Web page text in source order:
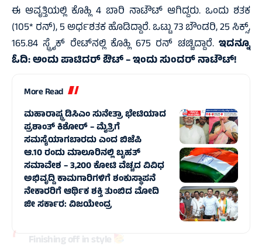
ಈ ಆವೃತ್ತಿಯಲ್ಲಿ ಕೊಹ್ಲಿ 4 ಬಾರಿ ನಾಟೌಟ್‌ ಆಗಿದ್ದರು. ಒಂದು ಶತಕ
(105* ರನ್‌), 5 ಅರ್ಧಶತಕ ಹೊಡಿದ್ದಾರೆ. ಒಟ್ಟು 73 ಬೌಂಡರಿ, 25 ಸಿಕ್ಸ್‌,
165.84 ಸ್ಟ್ರೈಕ್‌ ರೇಟ್‌ನಲ್ಲಿ ಕೊಹ್ಲಿ 675 ರನ್‌ ಚಚ್ಚಿದ್ದಾರೆ. ಇದನ್ನೂ
ಓದಿ:ಅಂದು ಪಾಟಿದರ್‌ ಔಟ್‌ – ಇಂದು ಸುಂದರ್‌ ನಾಟೌಟ್‌!
More Read
ಮಹಾರಾಷ್ಟ್ರ ಡಿಸಿಎಂ ಸುನೇತ್ರಾ ಭೇಟಿಯಾದ
ಪ್ರಶಾಂತ್ ಕಿಶೋರ್ – ಮೈತ್ರಿಗೆ
ಸಮಸ್ಯೆಯಾಗಬಾರದು ಎಂದ ಬಿಜೆಪಿ
ಆ.10 ರಂದು ಮಾಲೂರಿನಲ್ಲಿ ಬೃಹತ್‌
ಸಮಾವೇಶ – 3,200 ಕೋಟಿ ವೆಚ್ಚದ ವಿವಿಧ
ಅಭಿವೃದ್ದಿ ಕಾಮಗಾರಿಗಳಿಗೆ ಶಂಕುಸ್ಥಾಪನೆ
ನೇಕಾರರಿಗೆ ಆರ್ಥಿಕ ಶಕ್ತಿ ತುಂಬಿದ ಮೋದಿ
ಜೀ ಸರ್ಕಾರ: ವಿಜಯೇಂದ್ರ
Finishing off in style